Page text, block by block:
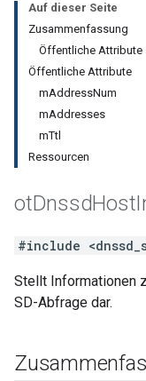
Auf dieser Seite
Zusammenfassung
Öffentliche Attribute
Öffentliche Attribute
mAddressNum
mAddresses
mTtl
Ressourcen
otDnssdHost
#include
Stellt Informationen
SD-Abfrage dar.